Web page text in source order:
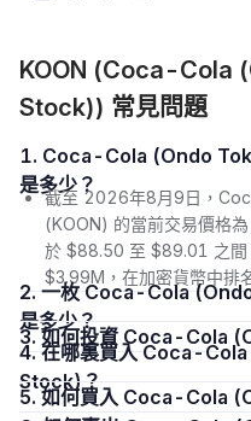
KOON (Coca-Cola
Stock)) 常見問題
1. Coca-Cola (Ondo Tokenized Stock) 的今日價格
是多少？
截至 2026年8月9日，
(KOON) 的當前交易價格
於 $88.50 至 $89.01 之間
$3.99M，在加密貨幣中排
2. 一枚 Coca-Cola (Ondo Tokenized Stock) 的價格
是多少？
3. 如何投資 Coca-Cola
4. 在哪裏買入 Coca-Cola (Ondo Tokenized
Stock)？
5. 如何買入 Coca-Cola